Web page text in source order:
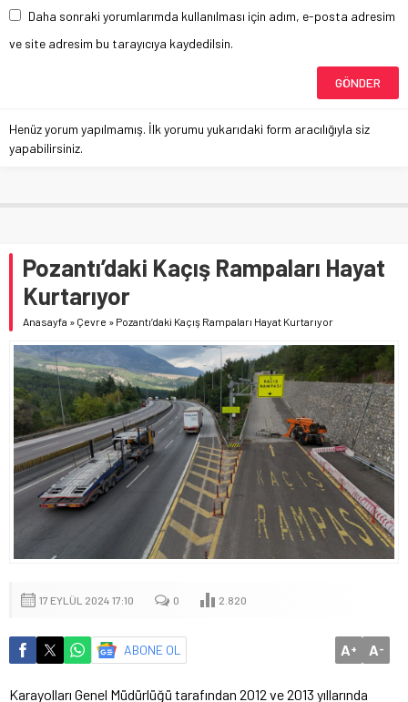
Daha sonraki yorumlarımda kullanılması için adım, e-posta adresim
ve site adresim bu tarayıcıya kaydedilsin.
Henüz yorum yapılmamış. İlk yorumu yukarıdaki form aracılığıyla siz
yapabilirsiniz.
Pozantı’daki Kaçış Rampaları Hayat
Kurtarıyor
Anasayfa » Çevre » Pozantı’daki Kaçış Rampaları Hayat Kurtarıyor
17 EYLÜL 2024 17:10 0 2.820
ABONE OL A+ A-
Karayolları Genel Müdürlüğü tarafından 2012 ve 2013 yıllarında